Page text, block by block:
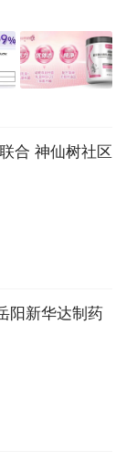
合 神仙树社区
阳新华达制药